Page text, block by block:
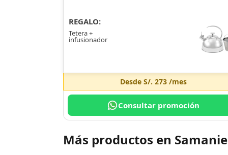
REGALO:
Tetera +
infusionador
Desde S/. 273/mes
Consultar promoción
Más productos en